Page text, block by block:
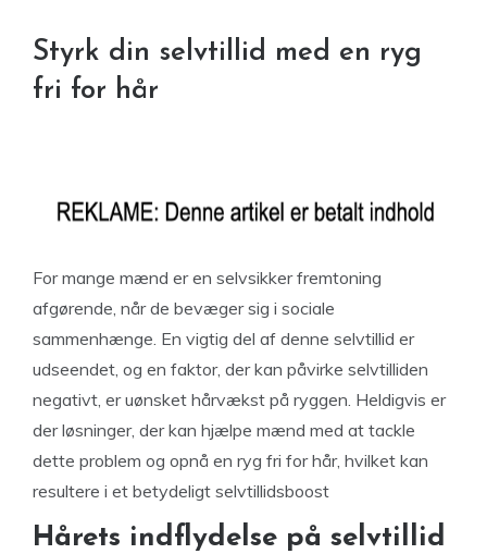
Styrk din selvtillid med en ryg
fri for hår
For mange mænd er en selvsikker fremtoning
afgørende, når de bevæger sig i sociale
sammenhænge. En vigtig del af denne selvtillid er
udseendet, og en faktor, der kan påvirke selvtilliden
negativt, er uønsket hårvækst på ryggen. Heldigvis er
der løsninger, der kan hjælpe mænd med at tackle
dette problem og opnå en ryg fri for hår, hvilket kan
resultere i et betydeligt selvtillidsboost
Hårets indflydelse på selvtillid